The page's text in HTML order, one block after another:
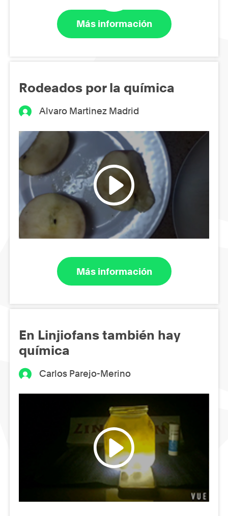
Más información
Rodeados por la química
Alvaro Martinez Madrid
Más información
En Linjiofans también hay
química
Carlos Parejo-Merino